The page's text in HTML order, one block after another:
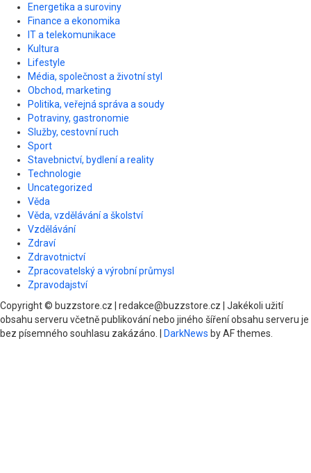
Energetika a suroviny
Finance a ekonomika
IT a telekomunikace
Kultura
Lifestyle
Média, společnost a životní styl
Obchod, marketing
Politika, veřejná správa a soudy
Potraviny, gastronomie
Služby, cestovní ruch
Sport
Stavebnictví, bydlení a reality
Technologie
Uncategorized
Věda
Věda, vzdělávání a školství
Vzdělávání
Zdraví
Zdravotnictví
Zpracovatelský a výrobní průmysl
Zpravodajství
Copyright © buzzstore.cz | redakce@buzzstore.cz | Jakékoli užití
obsahu serveru včetně publikování nebo jiného šíření obsahu serveru je
bez písemného souhlasu zakázáno.
DarkNews by AF themes.